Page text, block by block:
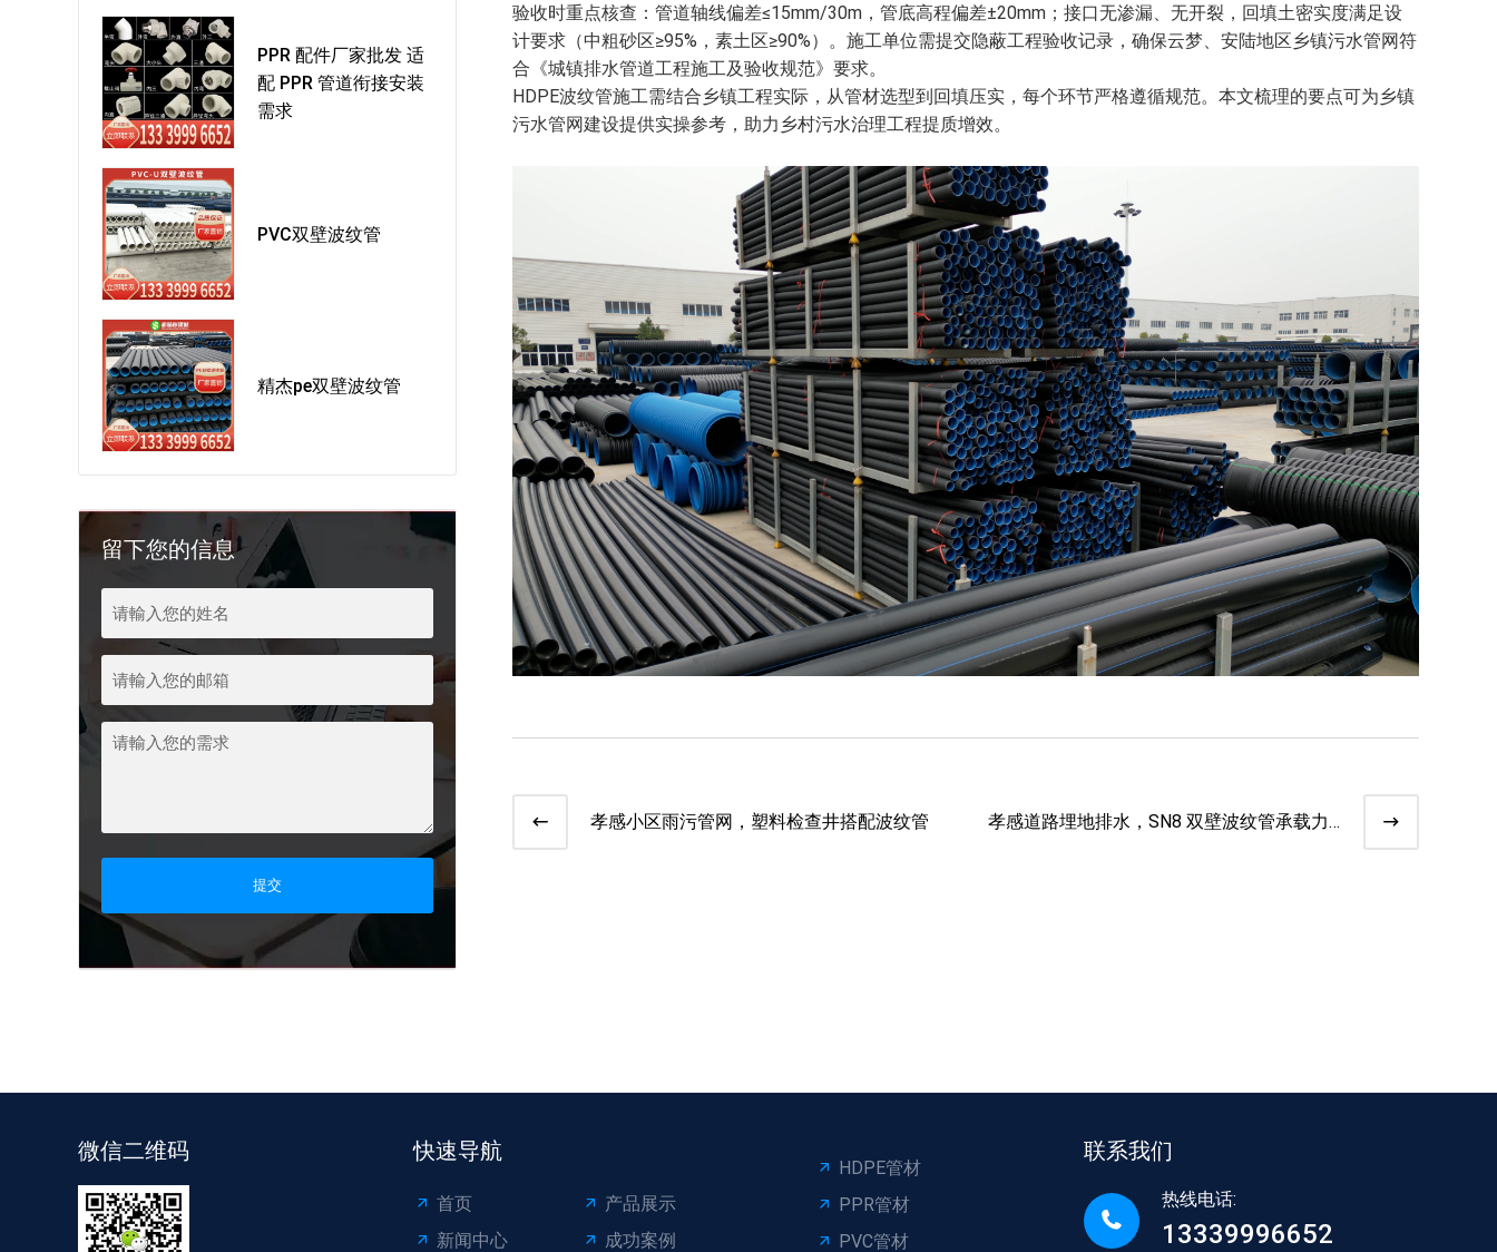
PPR 配件厂家批发 适
配 PPR 管道衔接安装
需求
PVC双壁波纹管
精杰pe双壁波纹管
留下您的信息
提交
验收时重点核查：管道轴线偏差≤15mm/30m，管底高程偏差±20mm；接口无渗漏、无开裂，回填土密实度满足设
计要求（中粗砂区≥95%，素土区≥90%）。施工单位需提交隐蔽工程验收记录，确保云梦、安陆地区乡镇污水管网符
合《城镇排水管道工程施工及验收规范》要求。
HDPE波纹管施工需结合乡镇工程实际，从管材选型到回填压实，每个环节严格遵循规范。本文梳理的要点可为乡镇
污水管网建设提供实操参考，助力乡村污水治理工程提质增效。
孝感小区雨污管网，塑料检查井搭配波纹管
孝感道路埋地排水，SN8 双壁波纹管承载力
微信二维码 快速导航
首页
产品展示
新闻中心
成功案例
HDPE管材
PPR管材
PVC管材
联系我们
热线电话:
13339996652